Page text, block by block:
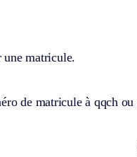
une matricule.
de matricule à qqch ou